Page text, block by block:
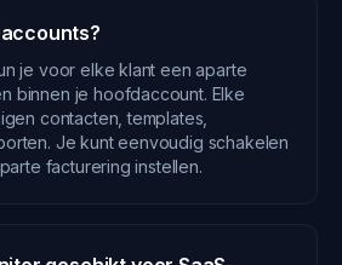
je voor elke klant een aparte
binnen je hoofdaccount. Elke
contacten, templates,
Je kunt eenvoudig schakelen
facturering instellen.